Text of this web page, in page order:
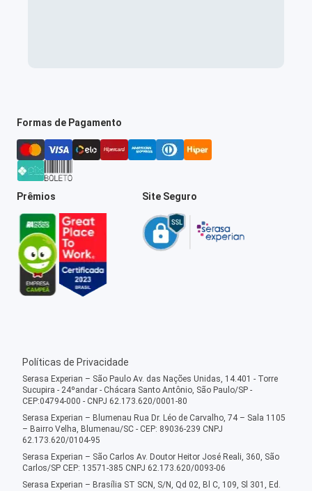
Formas de Pagamento
Prêmios Site Seguro
Políticas de Privacidade
Serasa Experian – São Paulo Av. das Nações Unidas, 14.401 - Torre
Sucupira - 24ºandar - Chácara Santo Antônio, São Paulo/SP -
CEP:04794-000 - CNPJ 62.173.620/0001-80
Serasa Experian – Blumenau Rua Dr. Léo de Carvalho, 74 – Sala 1105
– Bairro Velha, Blumenau/SC - CEP: 89036-239 CNPJ
62.173.620/0104-95
Serasa Experian – São Carlos Av. Doutor Heitor José Reali, 360, São
Carlos/SP CEP: 13571-385 CNPJ 62.173.620/0093-06
Serasa Experian – Brasília ST SCN, S/N, Qd 02, Bl C, 109, Sl 301, Ed.